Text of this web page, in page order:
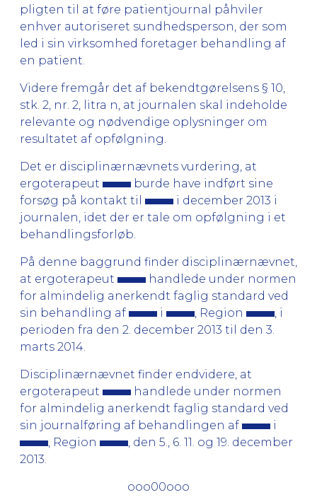
pligten til at føre patientjournal påhviler
enhver autoriseret sundhedsperson, der som
led i sin virksomhed foretager behandling af
en patient.
Videre fremgår det af bekendtgørelsens § 10,
stk. 2, nr. 2, litra n, at journalen skal indeholde
relevante og nødvendige oplysninger om
resultatet af opfølgning.
Det er disciplinærnævnets vurdering, at
ergoterapeut
burde have indført sine
forsøg på kontakt til
i december 2013 i
journalen, idet der er tale om opfølgning i et
behandlingsforløb.
På denne baggrund finder disciplinærnævnet,
at ergoterapeut
handlede under normen
for almindelig anerkendt faglig standard ved
sin behandling af
i , Region
, i
perioden fra den 2. december 2013 til den 3.
marts 2014.
Disciplinærnævnet finder endvidere, at
ergoterapeut
handlede under normen
for almindelig anerkendt faglig standard ved
sin journalføring af behandlingen af
i
, Region
, den 5., 6. 11. og 19. december
2013.
ooo00ooo